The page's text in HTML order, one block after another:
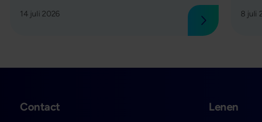
14 juli 2026
Lees verder
8 juli
Contact Lenen